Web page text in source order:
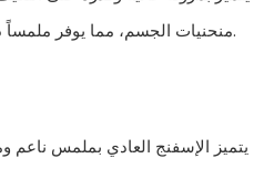
منحنيات الجسم، مما يوفر ملمساً دافئاً ولطيفاً على البشرة.
يتميز الإسفنج العادي بملمس